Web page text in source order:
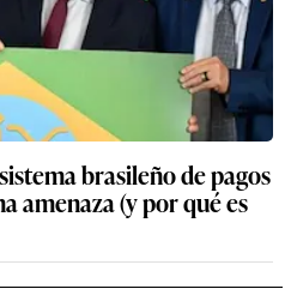
brasileño de pagos
amenaza (y por qué es